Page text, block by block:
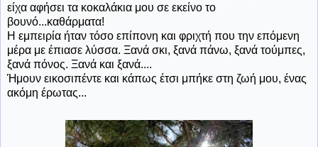
είχα αφήσει τα κοκαλάκια μου σε εκείνο το
βουνό...καθάρματα!
Η εμπειρία ήταν τόσο επίπονη και φριχτή που την επόμενη
μέρα με έπιασε λύσσα. Ξανά σκι, ξανά πάνω, ξανά τούμπες,
ξανά πόνος. Ξανά και ξανά....
Ήμουν εικοσιπέντε και κάπως έτσι μπήκε στη ζωή μου, ένας
ακόμη έρωτας...